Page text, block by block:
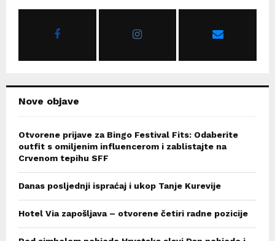
Nove objave
Otvorene prijave za Bingo Festival Fits: Odaberite
outfit s omiljenim influencerom i zablistajte na
Crvenom tepihu SFF
Danas posljednji ispraćaj i ukop Tanje Kurevije
Hotel Via zapošljava – otvorene četiri radne pozicije